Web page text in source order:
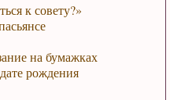
к совету?»
на бумажках
рождения